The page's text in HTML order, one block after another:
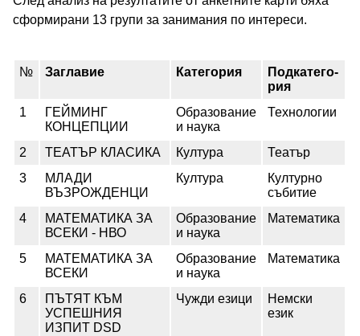
сформирани 13 групи за занимания по интереси.
№ Заглавие Категория
Подкатего-
рия
1
ГЕЙМИНГ
КОНЦЕПЦИИ
Образование
и наука
Технологии
2 ТЕАТЪР КЛАСИКА Култура
Театър
3
МЛАДИ
ВЪЗРОЖДЕНЦИ
Култура
Културно
събитие
4
МАТЕМАТИКА ЗА
ВСЕКИ - НВО
Образование
и наука
Математика
5
МАТЕМАТИКА ЗА
ВСЕКИ
Образование
и наука
Математика
6
ПЪТЯТ КЪМ
УСПЕШНИЯ
ИЗПИТ DSD
Чужди езици
Немски
език